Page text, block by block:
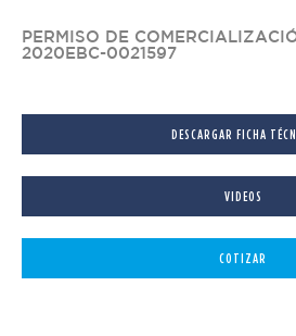
PERMISO DE
2020EBC-0021597
DESCARGAR FICHA
VIDEOS
COTIZAR